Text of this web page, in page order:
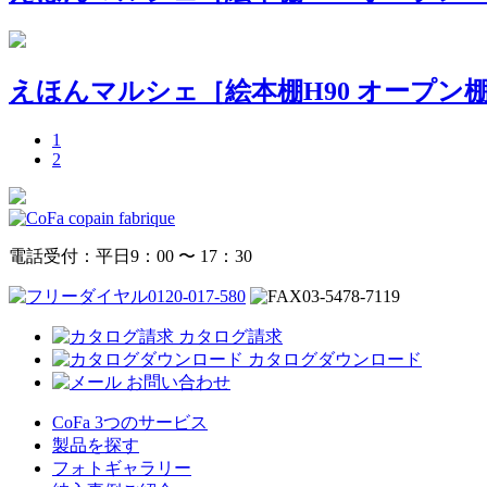
えほんマルシェ［絵本棚H90 オープン
1
2
電話受付：平日9：00 〜 17：30
0120-017-580 03-5478-7119
カタログ請求
カタログダウンロード
お問い合わせ
CoFa 3つのサービス
製品を探す
フォトギャラリー